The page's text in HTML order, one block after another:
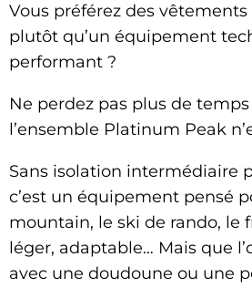
Vous préférez des
plutôt qu’un équipement
performant ?
Ne perdez pas plus de
l’ensemble Platinum Peak
Sans isolation intermédiaire
c’est un équipement pensé
mountain, le ski de rando, le
léger, adaptable… Mais que
avec une doudoune ou une